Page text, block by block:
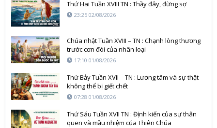
Thứ Hai Tuần XVIII TN : Thầy đây, đừng sợ
23:25 02/08/2026
Chúa nhật Tuần XVIII – TN : Chạnh lòng thương
trước cơn đói của nhân loại
17:10 01/08/2026
Thứ Bảy Tuần XVII – TN : Lương tâm và sự thật
không thể bị giết chết
07:28 01/08/2026
Thứ Sáu Tuần XVII TN : Định kiến của sự thân
quen và mầu nhiệm của Thiên Chúa